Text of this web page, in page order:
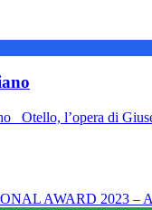
Otello, l’opera di